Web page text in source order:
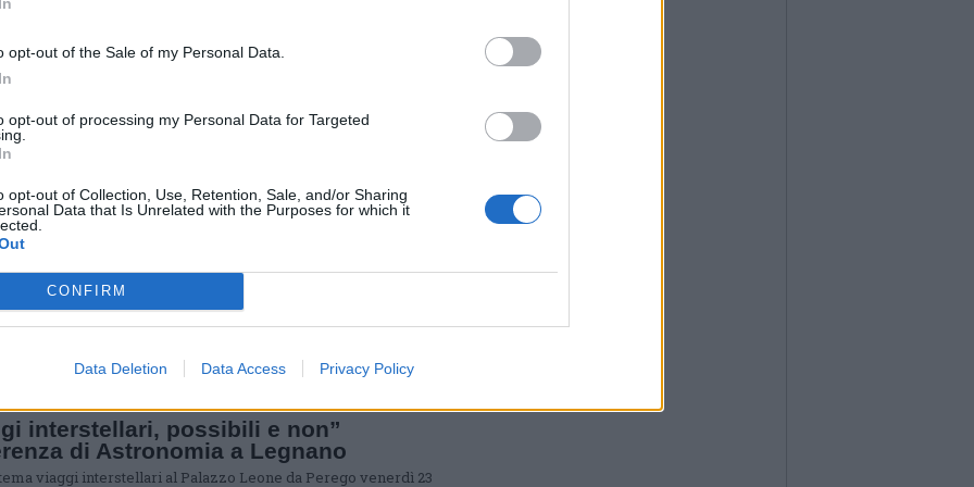
opt-out of the Sale of my Personal Data.
opt-out of processing my Personal Data for Targeted
opt-out of Collection, Use, Retention, Sale, and/or Sharing
Data that Is Unrelated with the Purposes for which it
CONFIRM
Data Deletion Data Access Privacy Policy
- CULTURA
si prepara alla mostra personale di
Xhixha a Palazzo Da Perego
evento già annunciato ma non ancora presentato
sarà inaugurata il prossimo 6 aprile
da Perego a Legnano in mostra la
marcia delle donne per la parità
venerdì 8 marzo a Palazzo Malinverni a Legnano che è stata
interstellari, possibili e non”
di Astronomia a Legnano
viaggi interstellari al Palazzo Leone da Perego venerdì 23